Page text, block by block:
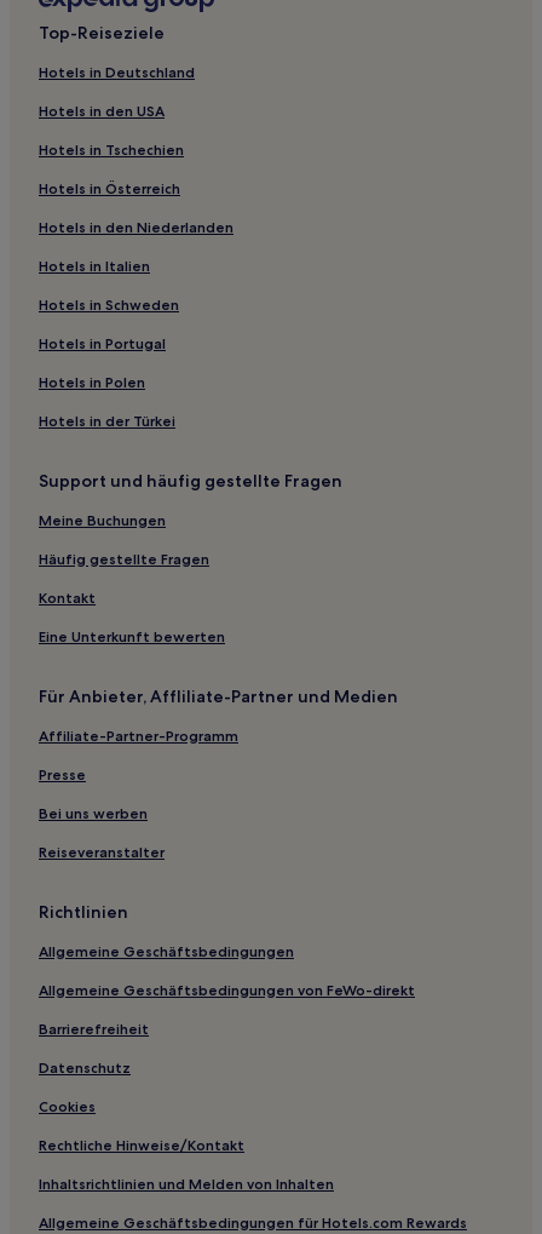
Hotels mit Fitnessbereich in SeaTac
Haustierfreundliche in SeaTac
Motels in SeaTac
Günstige in SeaTac
2-Sterne-Hotels in SeaTac
Ferienwohnungen in Seattle
Aparthotels in Seattle
Hotels mit Pool in Bellevue
2-Sterne-Hotels in Bellevue
3-Sterne-Hotels in Bellevue
2-Sterne-Hotels in Kent
Top-Reiseziele
Hotels in Deutschland
Hotels in den USA
Hotels in Tschechien
Hotels in Österreich
Hotels in den Niederlanden
Hotels in Italien
Hotels in Schweden
Hotels in Portugal
Hotels in Polen
Hotels in der Türkei
Support und häufig gestellte Fragen
Meine Buchungen
Häufig gestellte Fragen
Kontakt
Eine Unterkunft bewerten
Für Anbieter, Affliliate-Partner und Medien
Affiliate-Partner-Programm
Presse
Bei uns werben
Reiseveranstalter
Richtlinien
Allgemeine Geschäftsbedingungen
Allgemeine Geschäftsbedingungen von FeWo-direkt
Barrierefreiheit
Datenschutz
Cookies
Rechtliche Hinweise/Kontakt
Inhaltsrichtlinien und Melden von Inhalten
Allgemeine Geschäftsbedingungen für Hotels.com Rewards